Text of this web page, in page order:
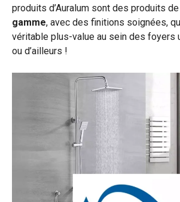
produits d’Auralum sont des produits de
gamme, avec des finitions soignées,
véritable plus-value au sein des foyers
ou d’ailleurs !